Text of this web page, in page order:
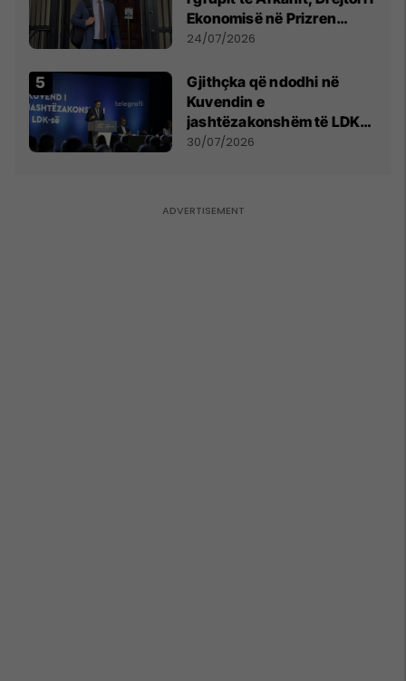
Ekonomisë në Prizren
mohon pretendimet
24/07/2026
Gjithçka që ndodhi në
Kuvendin e
jashtëzakonshëm të LDK-
së
30/07/2026